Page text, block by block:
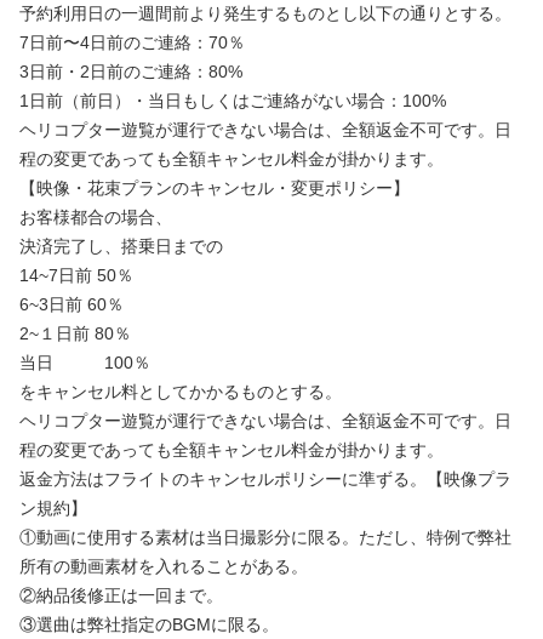
予約利用日の一週間前より発生するものとし以下の通りとする。
7日前〜4日前のご連絡：70％
3日前・2日前のご連絡：80%
1日前（前日）・当日もしくはご連絡がない場合：100%
ヘリコプター遊覧が運行できない場合は、全額返金不可です。日
程の変更であっても全額キャンセル料金が掛かります。
【映像・花束プランのキャンセル・変更ポリシー】
お客様都合の場合、
決済完了し、搭乗日までの
14~7日前 50％
6~3日前 60％
2~１日前 80％
当日 100％
をキャンセル料としてかかるものとする。
ヘリコプター遊覧が運行できない場合は、全額返金不可です。日
程の変更であっても全額キャンセル料金が掛かります。
返金方法はフライトのキャンセルポリシーに準ずる。【映像プラ
ン規約】
①動画に使用する素材は当日撮影分に限る。ただし、特例で弊社
所有の動画素材を入れることがある。
②納品後修正は一回まで。
③選曲は弊社指定のBGMに限る。